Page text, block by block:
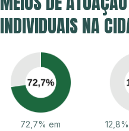
INDIVIDUAIS NA
72,7% em